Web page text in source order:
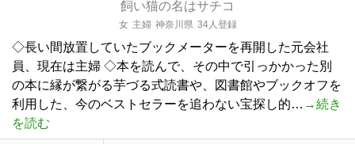
飼い猫の名はサチコ
女 主婦 神奈川県 34人登録
◇長い間放置していたブックメーターを再開した元会社
員、現在は主婦 ◇本を読んで、その中で引っかかった別
の本に縁が繋がる芋づる式読書や、図書館やブックオフを
利用した、今のベストセラーを追わない宝探し的… →続き
を読む